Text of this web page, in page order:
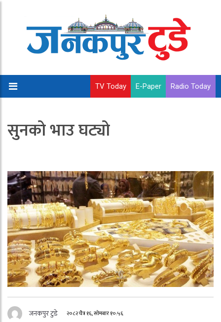
TV Today E-Paper Radio Today
सुनको भाउ घट्यो
जनकपुर टुडे २०८२ चैत्र १६, सोमबार १०:५६